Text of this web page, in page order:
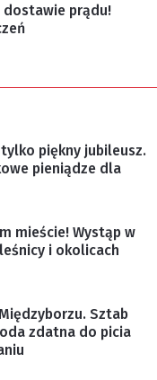
dostawie prądu!
piękny jubileusz.
pieniądze dla
mieście! Wystąp w
i okolicach
Sztab
zdatna do picia